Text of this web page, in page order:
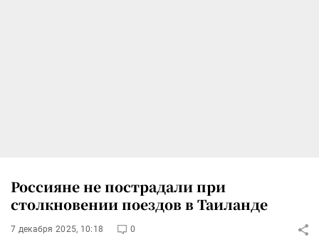
Россияне не пострадали при
столкновении поездов в Таиланде
7 декабря 2025, 10:18 0